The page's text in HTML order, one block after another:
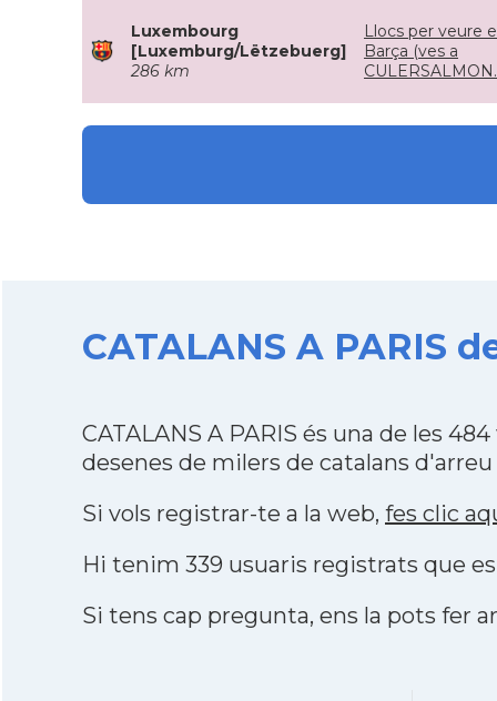
Luxembourg
[Luxemburg/Lëtzebuerg]
286 km
Llocs per veure
Barça (ves a
CATALANS A PARIS
CATALANS A PARIS és una de les
desenes de milers de catalans
Si vols registrar-te a la web, fes clic
Hi tenim 339 usuaris registrats que
Si tens cap pregunta, ens la pots fer